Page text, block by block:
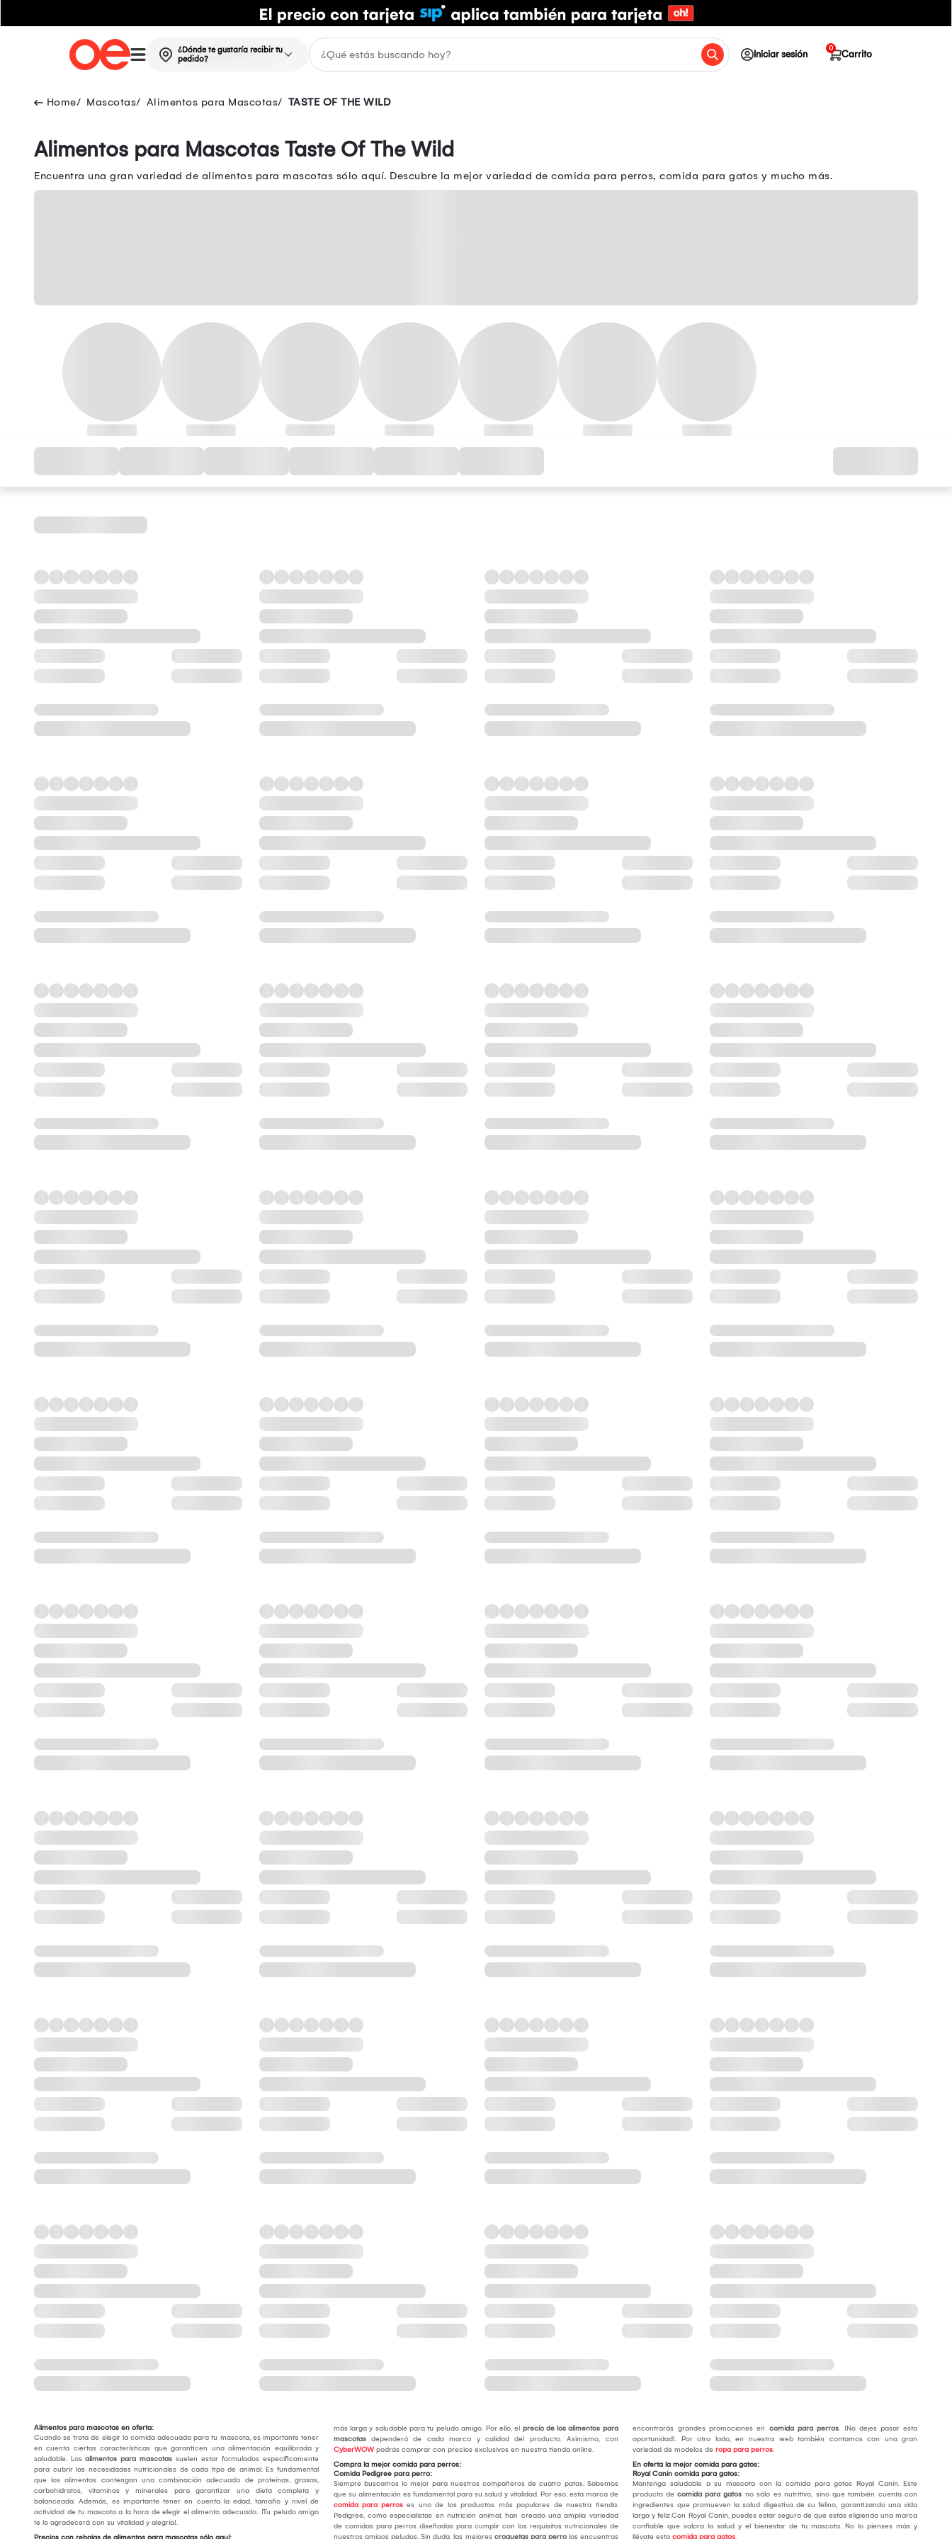
¿Dónde te gustaría recibir tu
pedido?
Iniciar sesión Carrito
0
Mascotas Alimentos para Mascotas TASTE OF THE WILD
Alimentos para Mascotas Taste Of The Wild
Encuentra una gran variedad de alimentos para mascotas sólo aquí. Descubre la mejor variedad de comida para perros, comida para gatos y mucho más.
Alimentos para mascotas en oferta:
Cuando se trata de elegir la comida adecuada para tu mascota, es importante tener
en cuenta ciertas características que garanticen una alimentación equilibrada y
saludable. Los alimentos para mascotas suelen estar formulados específicamente
para cubrir las necesidades nutricionales de cada tipo de animal. Es fundamental
que los alimentos contengan una combinación adecuada de proteínas, grasas,
carbohidratos, vitaminas y minerales para garantizar una dieta completa y
balanceada. Además, es importante tener en cuenta la edad, tamaño y nivel de
actividad de tu mascota a la hora de elegir el alimento adecuado.. ¡Tu peludo amigo
te lo agradecerá con su vitalidad y alegría!.
más larga y saludable para tu peludo amigo. Por ello, el precio de los alimentos para
mascotasdependerá de cada marca y calidad del producto. Asimismo, con
CyberWOWpodrás comprar con precios exclusivos en nuestra tienda online.
Compra la mejor comida para perros:
Comida Pedigree para perro:
Siempre buscamos lo mejor para nuestros compañeros de cuatro patas. Sabemos
que su alimentación es fundamental para su salud y vitalidad. Por eso, esta marca de
comida para perroses uno de los productos más populares de nuestra tienda.
Pedigree, como especialistas en nutrición animal, han creado una amplia variedad
de comidas para perros diseñadas para cumplir con los requisitos nutricionales de
nuestros amigos peludos. Sin duda, las mejores croquetas para perrolas encuentras
encontrarás grandes promociones en comida para perros. ¡No dejes pasar esta
oportunidad!. Por otro lado, en nuestra web también contamos con una gran
variedad de modelos deropa para perros.
En oferta la mejor comida para gatos:
Royal Canin comida para gatos:
Mantenga saludable a su mascota con la comida para gatos Royal Canin. Este
producto decomida para gatos no sólo es nutritivo, sino que también cuenta con
ingredientes que promueven la salud digestiva de su felino, garantizando una vida
larga y feliz.Con Royal Canin, puedes estar seguro de que estás eligiendo una marca
confiable que valora la salud y el bienestar de tu mascota. No lo pienses más y
llévate estacomida para gatos.